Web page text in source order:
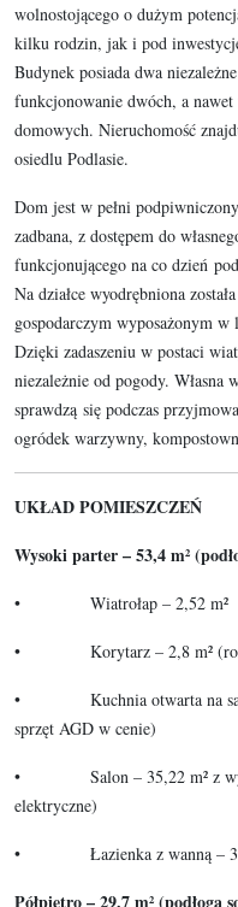
wolnostojącego o dużym
kilku rodzin, jak i pod
Budynek posiada dwa
funkcjonowanie dwóch, a
domowych. Nieruchomość
osiedlu Podlasie.
Dom jest w pełni
zadbana, z dostępem do
funkcjonującego na co dzień
Na działce wyodrębniona
gospodarczym wyposażonym w
Dzięki zadaszeniu w postaci
niezależnie od pogody. Własna
sprawdzą się podczas
ogródek warzywny,
UKŁAD POMIESZCZEŃ
Wysoki parter – 53,4 m²
• Wiatrołap – 2,52 m²
• Korytarz – 2,8 m²
• Kuchnia otwarta na salon
sprzęt AGD w cenie)
• Salon – 35,22 m² z
elektryczne)
• Łazienka z wanną –
Półpiętro – 29,7 m² (podłoga